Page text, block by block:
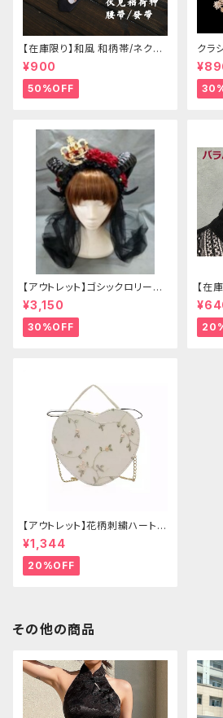
【在庫限り】和風 和柄帯/ネクタ
イ/リボン（狐面/金魚
¥900
50%OFF
クラ
【アウトレット】ゴシックロリータ
ゴールドクラウン＆ホーン(ヴェ
ール付き)
¥3,150
30%OFF
【在
ー
【アウトレット】花柄刺繍ハートバ
ッグ
¥1,344
20%OFF
その他の商品